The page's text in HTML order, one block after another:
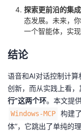
探索更前沿的集成
态发展。未来，
一个智能体，实
结论
语音和AI对话控制计
创新，而从实践上看
行”这两个环。本文提
Windows-MCP
构建
体”，它跳出了单纯的